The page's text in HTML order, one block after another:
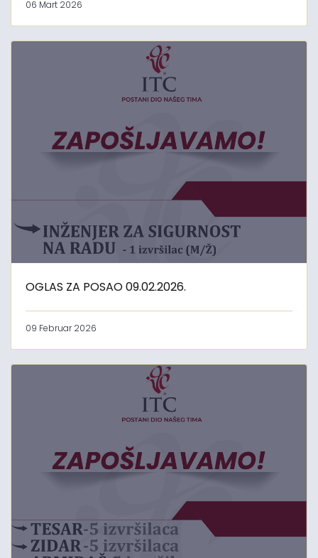
06 Mart 2026
OGLAS ZA POSAO 09.02.2026.
09 Februar 2026